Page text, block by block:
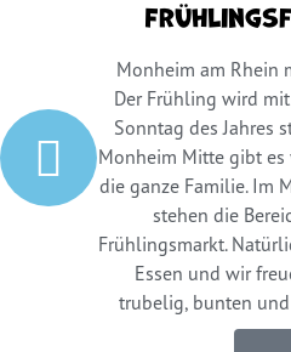
Monheim am Rhein
Der Frühling wird
Sonntag des Jahres
Monheim Mitte gibt
die ganze Familie. Im
stehen die
Frühlingsmarkt.
Essen und wir
trubelig, bunten